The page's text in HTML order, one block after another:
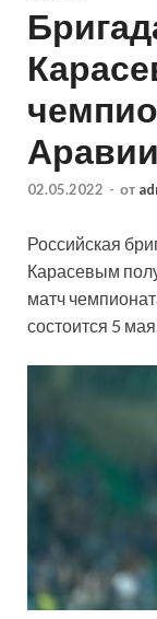
Аравии
02.05.2022 - от
Российская
Карасевым
матч
состоится 5